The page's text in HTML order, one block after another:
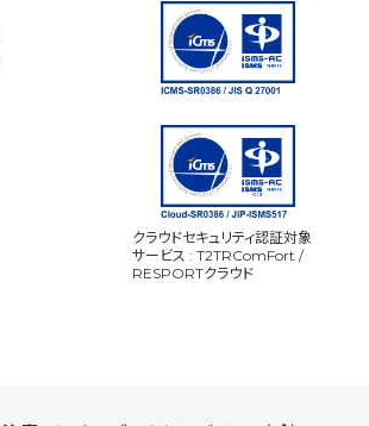
クラウドセキュリティ認証対象
サービス : T2TRComFort /
RESPORTクラウド